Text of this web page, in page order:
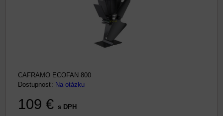
CAFRAMO ECOFAN 800
Dostupnosť: Na otázku
109 € s DPH